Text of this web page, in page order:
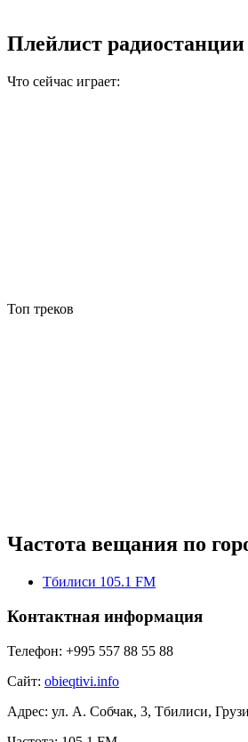
Плейлист радиостанции
Что сейчас играет:
Топ треков
Частота вещания по
Тбилиси 105.1 FM
Контактная информация
Телефон: +995 557 88 55 88
Сайт: obieqtivi.info
Адрес: ул. А. Собчак, 3, Тбилиси,